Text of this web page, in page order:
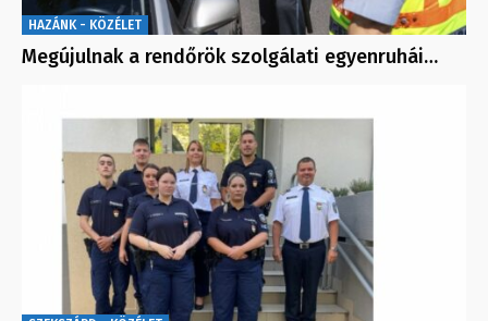
HAZÁNK - KÖZÉLET
Megújulnak a rendőrök szolgálati egyenruhái…